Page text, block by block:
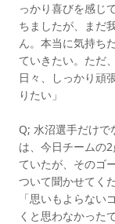
っかり喜びを感じ
ちましたが、まだ
ん。本当に気持ち
ていきたい。ただ
日々、しっかり頑
りたい」
Q; 水沼選手だけ
は、今日チームの
ていたが、そのゴ
ついて聞かせてく
「思いもよらない
くと思わなかった